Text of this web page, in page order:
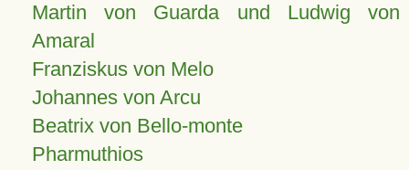
Martin von Guarda und Ludwig von
Amaral
Franziskus von Melo
Johannes von Arcu
Beatrix von Bello-monte
Pharmuthios